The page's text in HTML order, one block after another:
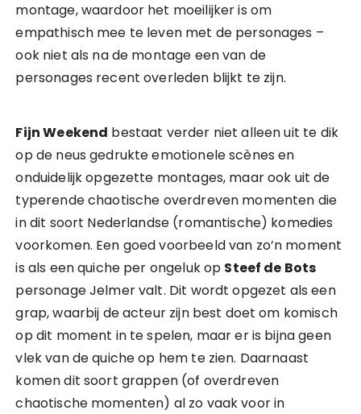
montage, waardoor het moeilijker is om
empathisch mee te leven met de personages –
ook niet als na de montage een van de
personages recent overleden blijkt te zijn.
Fijn Weekend bestaat verder niet alleen uit te dik
op de neus gedrukte emotionele scènes en
onduidelijk opgezette montages, maar ook uit de
typerende chaotische overdreven momenten die
in dit soort Nederlandse (romantische) komedies
voorkomen. Een goed voorbeeld van zo’n moment
is als een quiche per ongeluk op Steef de Bots
personage Jelmer valt. Dit wordt opgezet als een
grap, waarbij de acteur zijn best doet om komisch
op dit moment in te spelen, maar er is bijna geen
vlek van de quiche op hem te zien. Daarnaast
komen dit soort grappen (of overdreven
chaotische momenten) al zo vaak voor in